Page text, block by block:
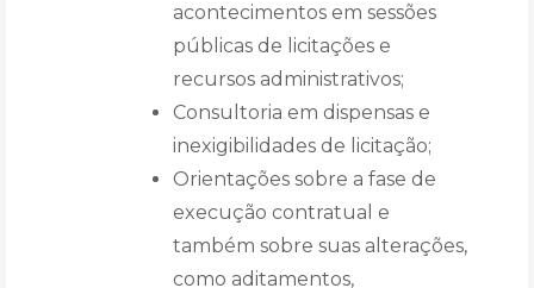
acontecimentos em sessões
públicas de licitações e
recursos administrativos;
Consultoria em dispensas e
inexigibilidades de licitação;
Orientações sobre a fase de
execução contratual e
também sobre suas alterações,
como aditamentos,